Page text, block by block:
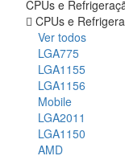
CPUs e
CPUs e
Ver todos
LGA775
LGA1155
LGA1156
Mobile
LGA2011
LGA1150
AMD